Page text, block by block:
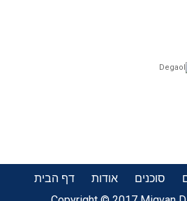
סוכנים אודות
דף הבית